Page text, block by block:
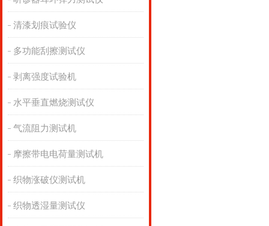
清漆划痕试验仪
多功能刮擦测试仪
剥离强度试验机
水平垂直燃烧测试仪
气流阻力测试机
摩擦带电电荷量测试机
织物涨破仪测试机
织物透湿量测试仪